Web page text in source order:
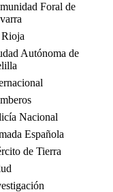
Foral de
Autónoma de
Nacional
Española
de Tierra